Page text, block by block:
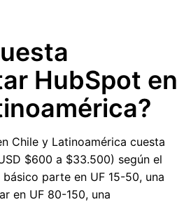
HubSpot en
Chile y Latinoamérica cuesta
$600 a $33.500) según el
parte en UF 15-50, una
en UF 80-150, una